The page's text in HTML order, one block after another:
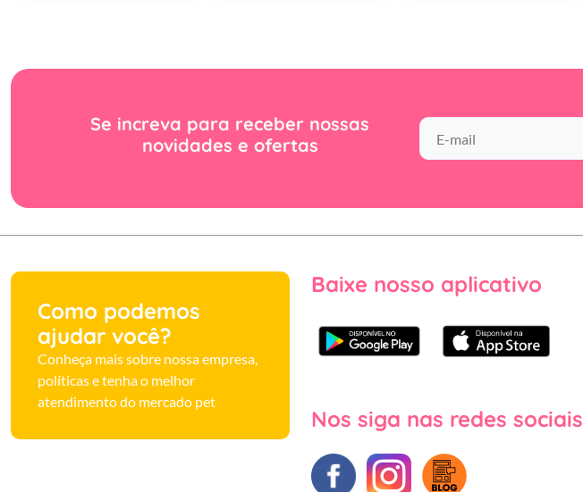
Se increva para receber nossas
novidades e ofertas
Como podemos
ajudar você?
Conheça mais sobre nossa empresa,
políticas e tenha o melhor
atendimento do mercado pet
Baixe nosso aplicativo
Nos siga nas redes sociais